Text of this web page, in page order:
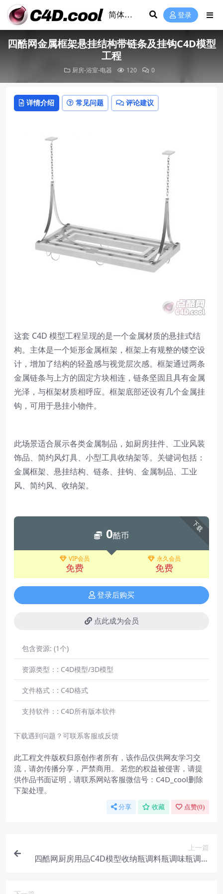
登录
四酷网金属框架悬挂结构带链条及挂钩C4D模型
工程
厨房-浴室-电器 120 0
详情介绍 常见问题 评论建议
这套 C4D 模型工程呈现的是一个金属材质的悬挂式结
构。主体是一个矩形金属框架，框架上有规整的镂空设
计，增加了结构的轻盈感与视觉层次感。框架通过两条
金属链条与上方的固定方块相连，链条坚固且具有金属
光泽，与框架材质相呼应。框架底部还设有几个金属挂
钩，可用于悬挂小物件。
此场景适合展示各类金属制品，如厨房挂件、工业风装
饰品、简约风灯具、小型工具收纳架等。关键词包括：
金属框架、悬挂结构、链条、挂钩、金属制品、工业
风、简约风、收纳架。
下载
0酷币
VIP会员
免费
永久会员
免费
登录后购买
点此成为会员
包含资源: (1个)
资源类型：: C4D模型/3D模型
文件格式：: C4D格式
支持软件：: C4D所有版本软件
下载遇到问题？可联系客服或反馈
此工程文件版权归原创作者所有，该作品仅供网友学习交
流，请勿传播分享，严禁商用。 若您的权益被侵害，请提
供作品书面证明，请联系网站客服微信号：C4D_cool删除
下架处理。
分享 收藏 点赞(0)
上一篇
四酷网厨房用品C4D模型收纳瓶调料瓶调味瓶调料